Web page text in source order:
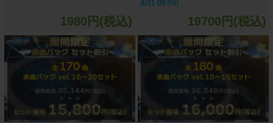
1980円(税込)
8/31 09:59)
19700円(税込)